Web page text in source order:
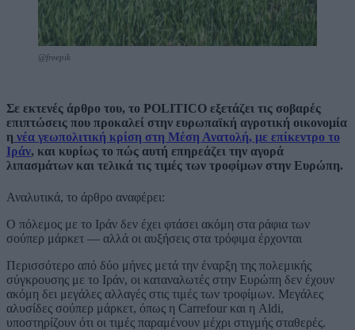
@freepik
Σε εκτενές άρθρο του, το POLITICO εξετάζει τις σοβαρές
επιπτώσεις που προκαλεί στην ευρωπαϊκή αγροτική οικονομία
η νέα γεωπολιτική κρίση στη Μέση Ανατολή, με επίκεντρο το
Ιράν, και κυρίως το πώς αυτή επηρεάζει την αγορά
λιπασμάτων και τελικά τις τιμές των τροφίμων στην Ευρώπη.
Αναλυτικά, το άρθρο αναφέρει:
Ο πόλεμος με το Ιράν δεν έχει φτάσει ακόμη στα ράφια των
σούπερ μάρκετ — αλλά οι αυξήσεις στα τρόφιμα έρχονται
Περισσότερο από δύο μήνες μετά την έναρξη της πολεμικής
σύγκρουσης με το Ιράν, οι καταναλωτές στην Ευρώπη δεν έχουν
ακόμη δει μεγάλες αλλαγές στις τιμές των τροφίμων. Μεγάλες
αλυσίδες σούπερ μάρκετ, όπως η Carrefour και η Aldi,
υποστηρίζουν ότι οι τιμές παραμένουν μέχρι στιγμής σταθερές.